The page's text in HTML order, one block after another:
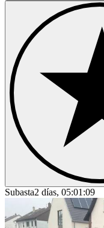
Subasta2 días, 05:01:09